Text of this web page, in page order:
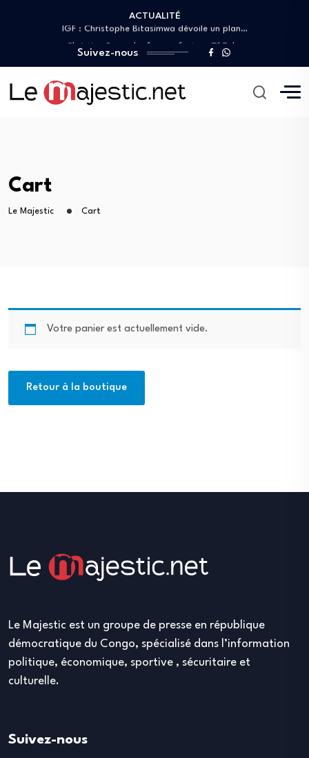
ACTUALITÉ
IGF : Christophe Bitasimwa dévoile un plan…
Après la réforme de la Constitution du…
Première sortie médiatique de Christophe Bitasimwa Bahii…
Suivez-nous
Cart
Le Majestic Cart
Votre panier est actuellement vide.
Retour à la boutique
Le Majestic est un groupe de presse en république
démocratique du Congo, spécialisé dans l’information
politique, économique, sportive , sécuritaire et
culturelle.
Suivez-nous